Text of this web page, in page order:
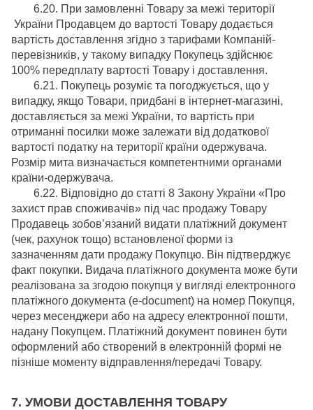
6.20. При замовленні Товару за межі території
України Продавцем до вартості Товару додається
вартість доставлення згідно з тарифами Компаній-
перевізників, у такому випадку Покупець здійснює
100% передплату вартості Товару і доставлення.
6.21. Покупець розуміє та погоджується, що у
випадку, якщо Товари, придбані в інтернет-магазині,
доставляється за межі України, то вартість при
отриманні посилки може залежати від додаткової
вартості податку на території країни одержувача.
Розмір мита визначається компетентними органами
країни-одержувача.
6.22. Відповідно до статті 8 Закону України «Про
захист прав споживачів» під час продажу Товару
Продавець зобов’язаний видати платіжний документ
(чек, рахунок тощо) встановленої форми із
зазначенням дати продажу Покупцю. Він підтверджує
факт покупки. Видача платіжного документа може бути
реалізована за згодою покупця у вигляді електронного
платіжного документа (e-document) на номер Покупця,
через месенджери або на адресу електронної пошти,
надану Покупцем. Платіжний документ повинен бути
оформлений або створений в електронній формі не
пізніше моменту відправлення/передачі Товару.
7. УМОВИ ДОСТАВЛЕННЯ ТОВАРУ